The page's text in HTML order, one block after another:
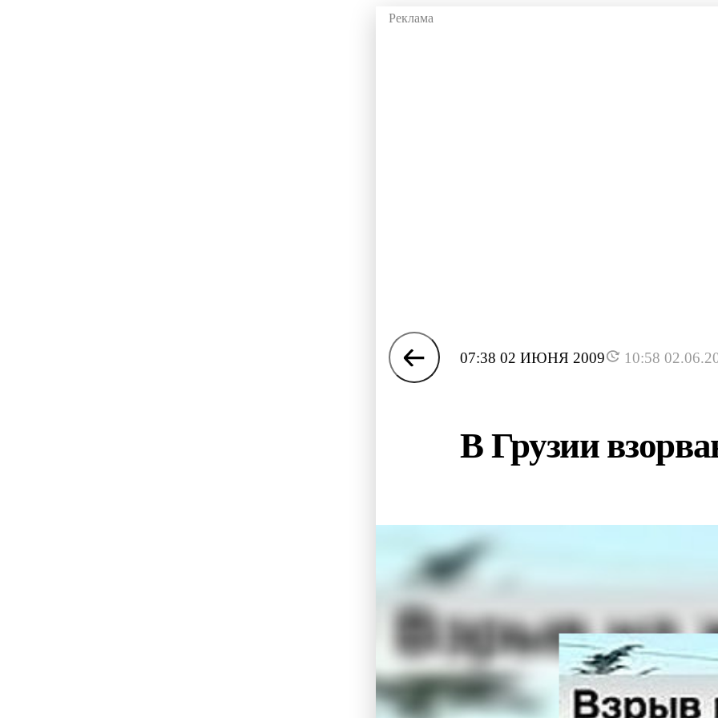
07:38 02 ИЮНЯ 2009 10:58
В Грузии